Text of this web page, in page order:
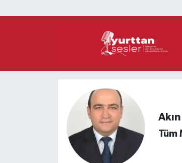
Tüm
Süper Lig Puan Durumu ve Fikstür
Son Dakika Haberleri
Haber Arşivi